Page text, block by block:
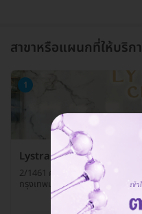
สาขาหรือแผนกที่ให้บริก
1
Lystra Clinic (ลิสตร้าคลินิก)
2/1461 ศุภาลัย ปาร์คเกษตร ถ. ปร
กรุงเทพมหานคร 10900